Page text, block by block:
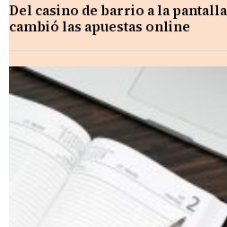
Del casino de barrio a la
cambió las apuestas online